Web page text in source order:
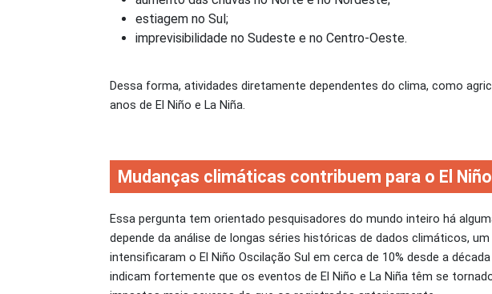
estiagem no Sul;
imprevisibilidade no Sudeste e no Centro-Oeste.
Dessa forma, atividades diretamente dependentes do clima, como
anos de El Niño e La Niña.
Mudanças climáticas contribuem para o El
Essa pergunta tem orientado pesquisadores do mundo inteiro há
depende da análise de longas séries históricas de dados climáticos, um
intensificaram o El Niño Oscilação Sul em cerca de 10% desde a
indicam fortemente que os eventos de El Niño e La Niña têm se